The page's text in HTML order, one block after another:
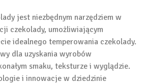
jest niezbędnym narzędziem w
czekolady, umożliwiającym
idealnego temperowania czekolady.
dla uzyskania wyrobów
smaku, teksturze i wyglądzie.
i innowacje w dziedzinie